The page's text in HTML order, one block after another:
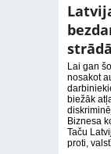
Lai gan
nosakot
biežāk
Biznesa
Taču
proti,